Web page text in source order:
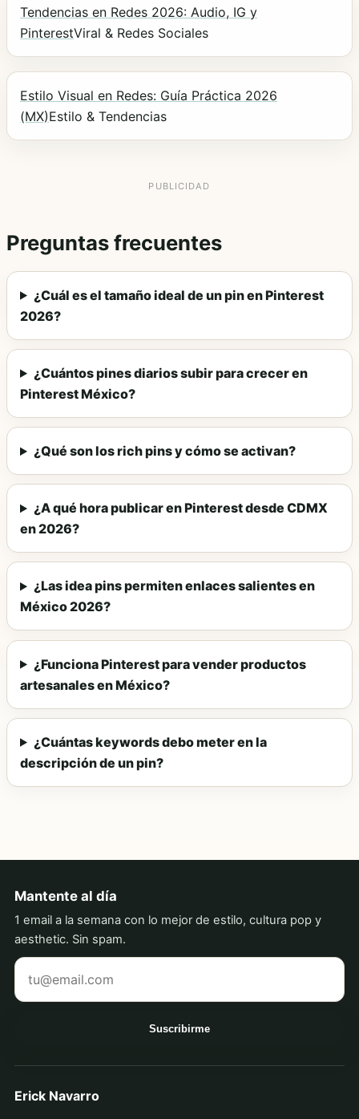
Tendencias en Redes 2026: Audio, IG y
PinterestViral & Redes Sociales
Estilo Visual en Redes: Guía Práctica 2026
(MX)Estilo & Tendencias
Preguntas frecuentes
¿Cuál es el tamaño ideal de un pin en Pinterest
2026?
¿Cuántos pines diarios subir para crecer en
Pinterest México?
¿Qué son los rich pins y cómo se activan?
¿A qué hora publicar en Pinterest desde CDMX
en 2026?
¿Las idea pins permiten enlaces salientes en
México 2026?
¿Funciona Pinterest para vender productos
artesanales en México?
¿Cuántas keywords debo meter en la
descripción de un pin?
Mantente al día
1 email a la semana con lo mejor de estilo, cultura pop y
aesthetic. Sin spam.
Tu correo electrónico
Suscribirme
Erick Navarro